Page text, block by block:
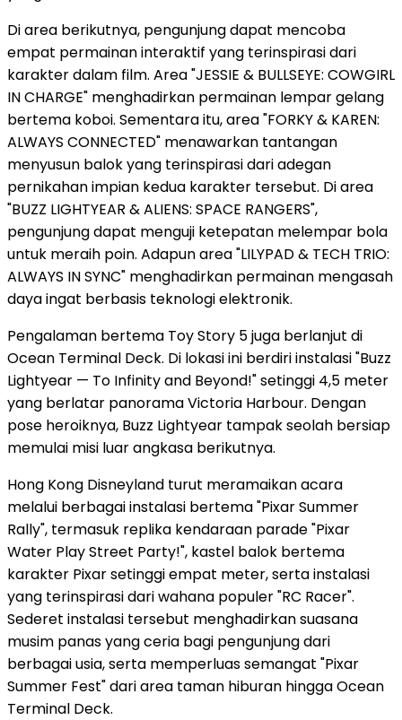
Di area berikutnya, pengunjung dapat mencoba
empat permainan interaktif yang terinspirasi dari
karakter dalam film. Area "JESSIE & BULLSEYE: COWGIRL
IN CHARGE" menghadirkan permainan lempar gelang
bertema koboi. Sementara itu, area "FORKY & KAREN:
ALWAYS CONNECTED" menawarkan tantangan
menyusun balok yang terinspirasi dari adegan
pernikahan impian kedua karakter tersebut. Di area
"BUZZ LIGHTYEAR & ALIENS: SPACE RANGERS",
pengunjung dapat menguji ketepatan melempar bola
untuk meraih poin. Adapun area "LILYPAD & TECH TRIO:
ALWAYS IN SYNC" menghadirkan permainan mengasah
daya ingat berbasis teknologi elektronik.
Pengalaman bertema Toy Story 5 juga berlanjut di
Ocean Terminal Deck. Di lokasi ini berdiri instalasi "Buzz
Lightyear — To Infinity and Beyond!" setinggi 4,5 meter
yang berlatar panorama Victoria Harbour. Dengan
pose heroiknya, Buzz Lightyear tampak seolah bersiap
memulai misi luar angkasa berikutnya.
Hong Kong Disneyland turut meramaikan acara
melalui berbagai instalasi bertema "Pixar Summer
Rally", termasuk replika kendaraan parade "Pixar
Water Play Street Party!", kastel balok bertema
karakter Pixar setinggi empat meter, serta instalasi
yang terinspirasi dari wahana populer "RC Racer".
Sederet instalasi tersebut menghadirkan suasana
musim panas yang ceria bagi pengunjung dari
berbagai usia, serta memperluas semangat "Pixar
Summer Fest" dari area taman hiburan hingga Ocean
Terminal Deck.